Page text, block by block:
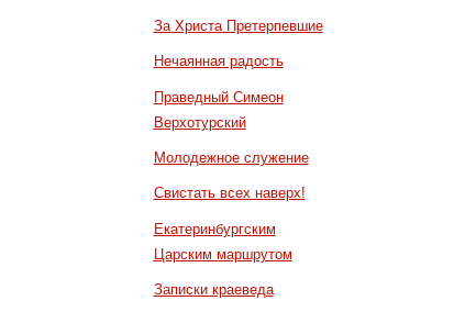
За Христа Претерпевшие
Нечаянная радость
Праведный Симеон
Верхотурский
Молодежное служение
Свистать всех наверх!
Екатеринбургским
Царским маршрутом
Записки краеведа